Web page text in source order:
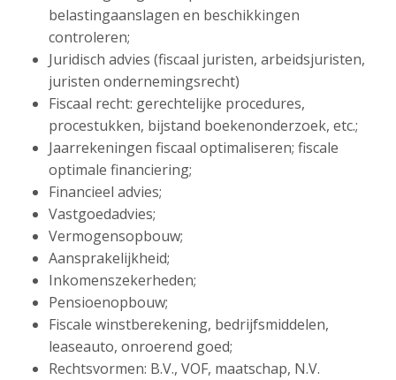
belastingaanslagen en beschikkingen
controleren;
Juridisch advies (fiscaal juristen, arbeidsjuristen,
juristen ondernemingsrecht)
Fiscaal recht: gerechtelijke procedures,
procestukken, bijstand boekenonderzoek, etc.;
Jaarrekeningen fiscaal optimaliseren; fiscale
optimale financiering;
Financieel advies;
Vastgoedadvies;
Vermogensopbouw;
Aansprakelijkheid;
Inkomenszekerheden;
Pensioenopbouw;
Fiscale winstberekening, bedrijfsmiddelen,
leaseauto, onroerend goed;
Rechtsvormen: B.V., VOF, maatschap, N.V.